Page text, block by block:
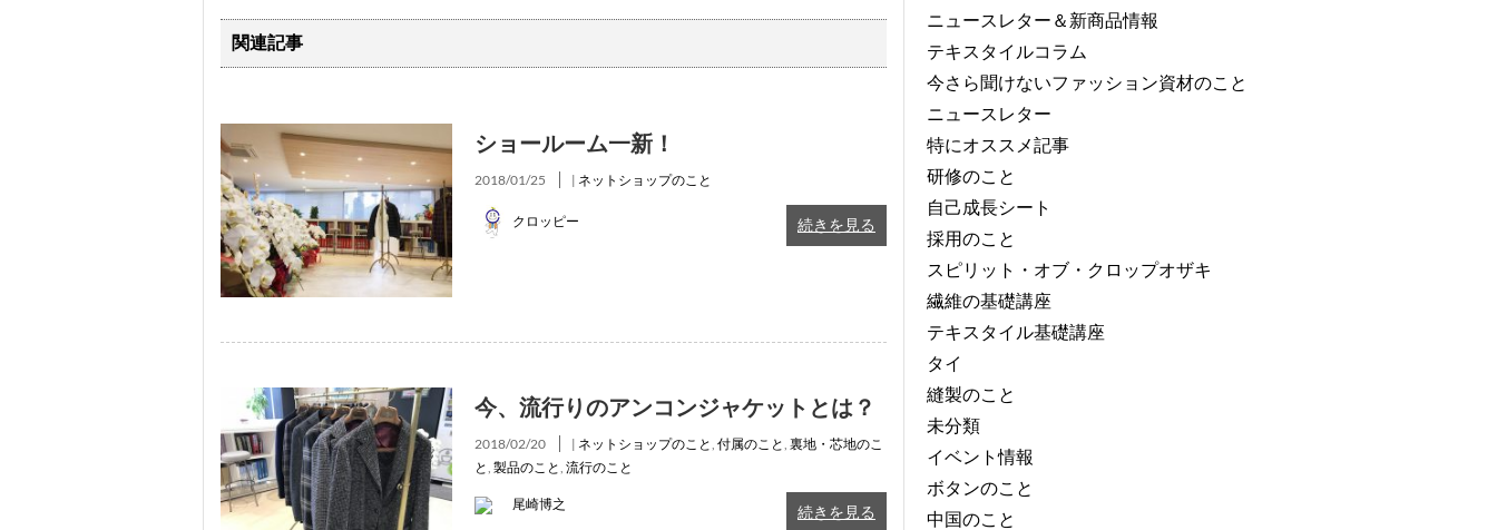
関連記事
ショールーム一新！
2018/01/25 | ネットショップのこと
クロッピー 続きを見る
今、流行りのアンコンジャケットとは？
2018/02/20 | ネットショップのこと, 付属のこと, 裏地・芯地のこ
と, 製品のこと, 流行のこと
尾崎博之 続きを見る
ニュースレター＆新商品情報
テキスタイルコラム
今さら聞けないファッション資材のこと
ニュースレター
特にオススメ記事
研修のこと
自己成長シート
採用のこと
スピリット・オブ・クロップオザキ
繊維の基礎講座
テキスタイル基礎講座
タイ
縫製のこと
未分類
イベント情報
ボタンのこと
中国のこと